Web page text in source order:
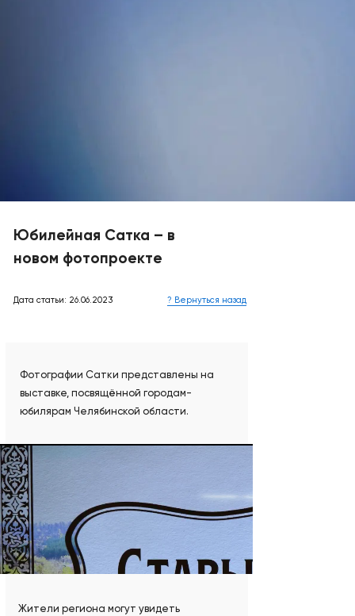
Юбилейная Сатка – в
новом фотопроекте
? Вернуться назад
Дата статьи: 26.06.2023
Фотографии Сатки представлены на
выставке, посвящённой городам-
юбилярам Челябинской области.
Жители региона могут увидеть